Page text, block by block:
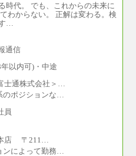
時代。 でも、これからの未来に
わからない。 正解は変わる。検
…
通信
以内可)・中途
士通株式会社＞…
のポジションな…
員
店 〒211…
ンによって勤務…